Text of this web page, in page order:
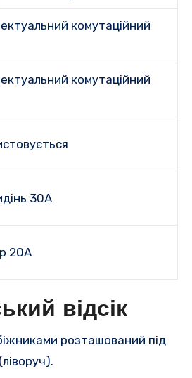
комутаційний
комутаційний
30A
20A
відсік
розташований під